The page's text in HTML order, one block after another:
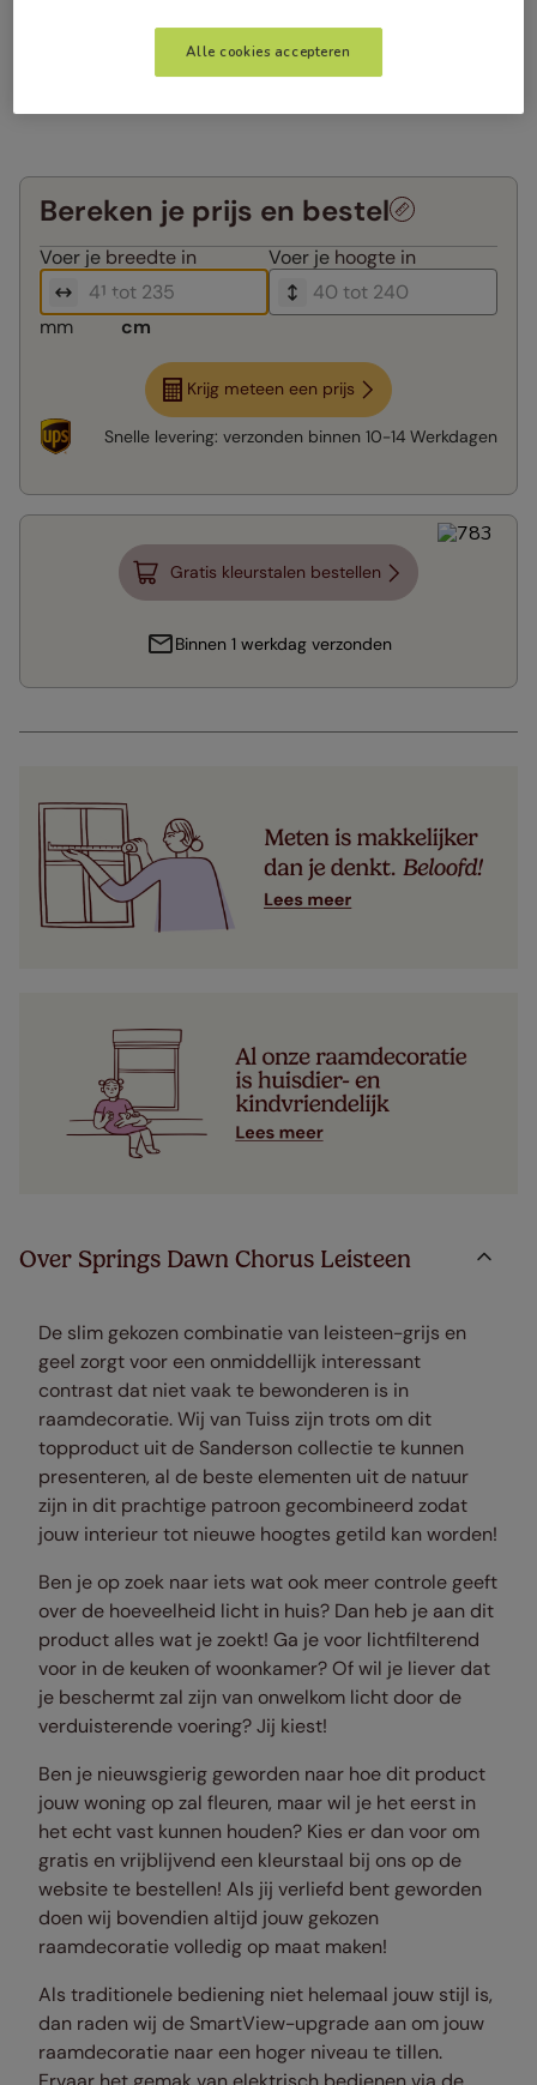
Bereken je prijs en bestel
Voer je breedte in Voer je hoogte in
mm cm
Krijg meteen een prijs
Snelle levering: verzonden binnen 10-14 Werkdagen
Gratis kleurstalen bestellen
Binnen 1 werkdag verzonden
Over Springs Dawn Chorus Leisteen
De slim gekozen combinatie van leisteen-grijs en
geel zorgt voor een onmiddellijk interessant
contrast dat niet vaak te bewonderen is in
raamdecoratie. Wij van Tuiss zijn trots om dit
topproduct uit de Sanderson collectie te kunnen
presenteren, al de beste elementen uit de natuur
zijn in dit prachtige patroon gecombineerd zodat
jouw interieur tot nieuwe hoogtes getild kan worden!
Ben je op zoek naar iets wat ook meer controle geeft
over de hoeveelheid licht in huis? Dan heb je aan dit
product alles wat je zoekt! Ga je voor lichtfilterend
voor in de keuken of woonkamer? Of wil je liever dat
je beschermt zal zijn van onwelkom licht door de
verduisterende voering? Jij kiest!
Ben je nieuwsgierig geworden naar hoe dit product
jouw woning op zal fleuren, maar wil je het eerst in
het echt vast kunnen houden? Kies er dan voor om
gratis en vrijblijvend een kleurstaal bij ons op de
website te bestellen! Als jij verliefd bent geworden
doen wij bovendien altijd jouw gekozen
raamdecoratie volledig op maat maken!
Als traditionele bediening niet helemaal jouw stijl is,
dan raden wij de SmartView-upgrade aan om jouw
raamdecoratie naar een hoger niveau te tillen.
Alle cookies accepteren